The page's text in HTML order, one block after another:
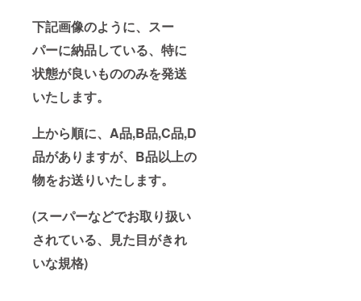
下記画像のように、スー
パーに納品している、特に
状態が良いもののみを発送
いたします。
上から順に、A品,B品,C品,D
品がありますが、B品以上の
物をお送りいたします。
(スーパーなどでお取り扱い
されている、見た目がきれ
いな規格)